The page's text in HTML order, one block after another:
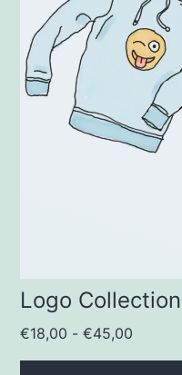
Logo Collection
€18,00 - €45,00
di